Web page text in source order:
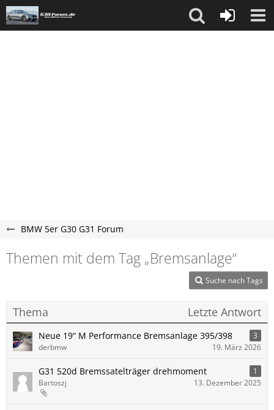
BMW 5er G30 G31 Forum
Themen mit dem Tag „Bremsanlage“
Suche nach Tags
Thema Letzte Antwort
Neue 19“ M Performance Bremsanlage 395/398
3
derbmw
19. März 2026
G31 520d Bremssatelträger drehmoment
1
Bartoszj
13. Dezember 2025